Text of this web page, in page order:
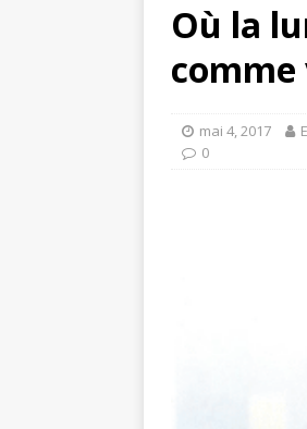
Où la
comme
mai 4, 2017
0